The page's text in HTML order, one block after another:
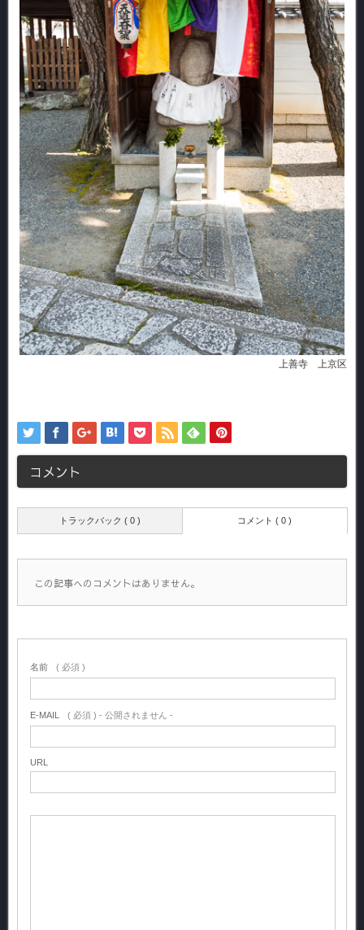
上善寺 上京区
コメント
トラックバック ( 0 ) コメント ( 0 )
この記事へのコメントはありません。
名前 ( 必須 )
E-MAIL ( 必須 ) - 公開されません -
URL